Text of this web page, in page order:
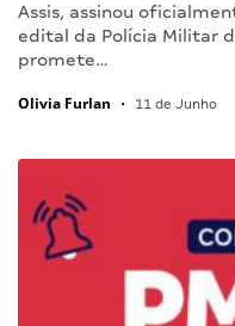
Assis, assinou
edital da Polícia Militar
promete…
Olivia Furlan • 11 de Junho